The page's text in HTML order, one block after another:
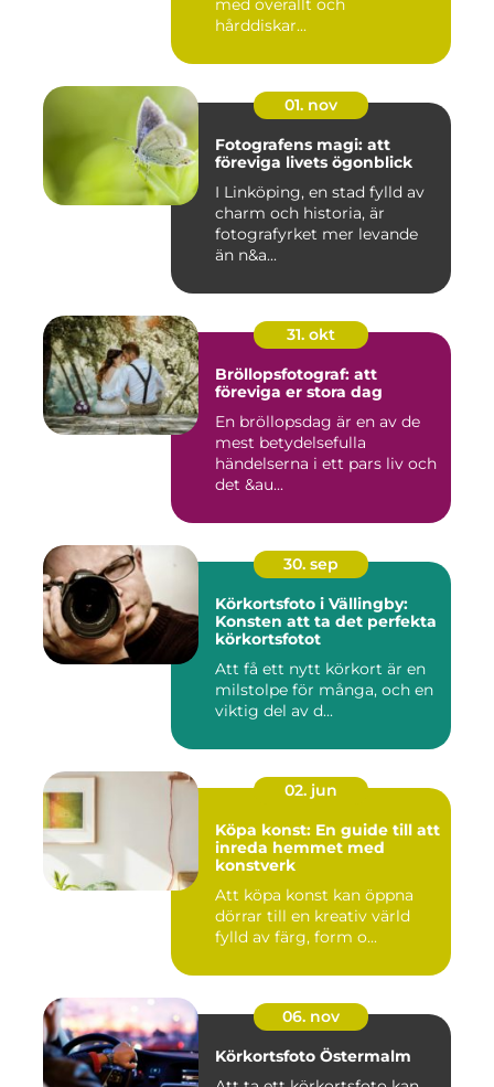
med överallt och
hårddiskar...
01. nov
Fotografens magi: att
föreviga livets ögonblick
I Linköping, en stad fylld av
charm och historia, är
fotografyrket mer levande
än n&a...
31. okt
Bröllopsfotograf: att
föreviga er stora dag
En bröllopsdag är en av de
mest betydelsefulla
händelserna i ett pars liv och
det &au...
30. sep
Körkortsfoto i Vällingby:
Konsten att ta det perfekta
körkortsfotot
Att få ett nytt körkort är en
milstolpe för många, och en
viktig del av d...
02. jun
Köpa konst: En guide till att
inreda hemmet med
konstverk
Att köpa konst kan öppna
dörrar till en kreativ värld
fylld av färg, form o...
06. nov
Körkortsfoto Östermalm